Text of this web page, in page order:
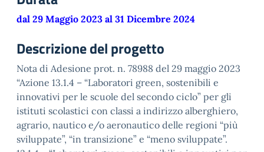
dal 29 Maggio 2023 al 31 Dicembre 2024
Descrizione del progetto
Nota di Adesione prot. n. 78988 del 29 maggio 2023
“Azione 13.1.4 – “Laboratori green, sostenibili e
innovativi per le scuole del secondo ciclo” per gli
istituti scolastici con classi a indirizzo alberghiero,
agrario, nautico e/o aeronautico delle regioni “più
sviluppate”, “in transizione” e “meno sviluppate”.